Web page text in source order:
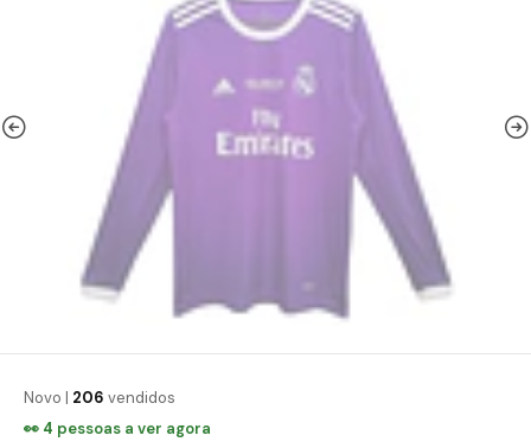
Novo | 206 vendidos
👀 4 pessoas a ver agora